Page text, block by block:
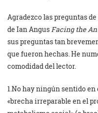
Agradezco las preguntas
de Ian AngusFacing the
sus preguntas tan
que fueron hechas. He
comodidad del lector.
1.No hay ningún sentido en
«brecha irreparable en el